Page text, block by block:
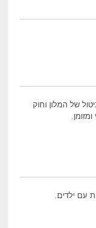
של המלון וחוק
עם ילדים.